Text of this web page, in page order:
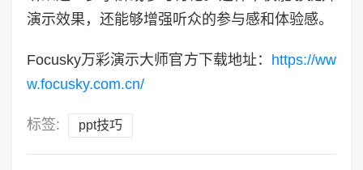
演示效果，还能够增强听众的参与感和体验感。
Focusky万彩演示大师官方下载地址： https://ww
w.focusky.com.cn/
标签: ppt技巧